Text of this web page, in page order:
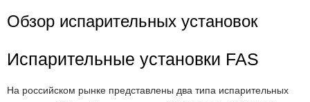
Обзор испарительных установок
Испарительные установки FAS
На российском рынке представлены два типа испарительных